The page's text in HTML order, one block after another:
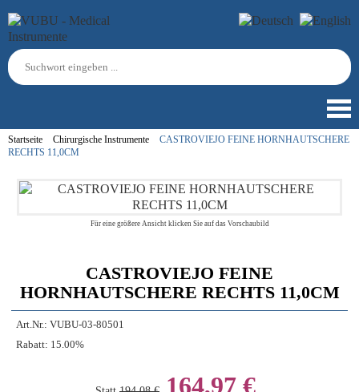
Startseite Chirurgische Instrumente
CASTROVIEJO FEINE HORNHAUTSCHERE
RECHTS 11,0CM
Für eine größere Ansicht klicken Sie auf das Vorschaubild
CASTROVIEJO FEINE
HORNHAUTSCHERE RECHTS 11,0CM
Art.Nr.: VUBU-03-80501
Rabatt: 15.00%
164,97 €